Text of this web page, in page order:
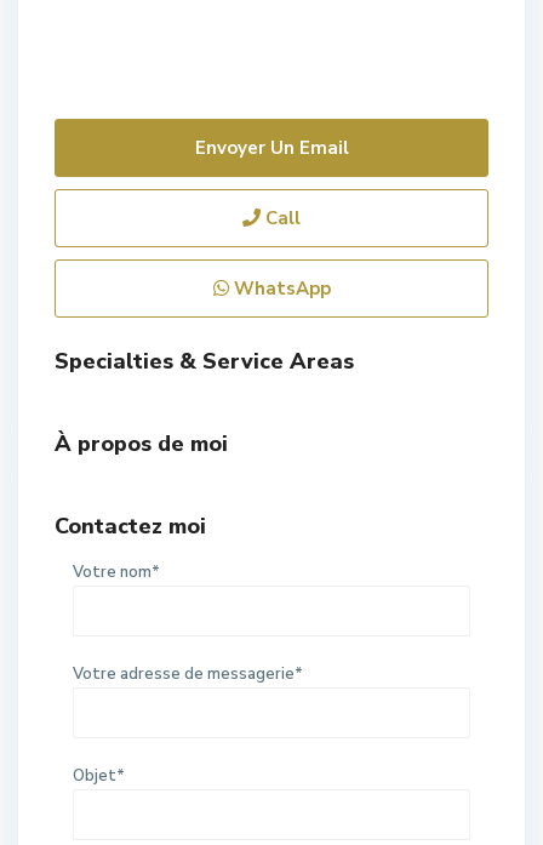
Envoyer Un Email
Call
WhatsApp
Specialties & Service Areas
À propos de moi
Contactez moi
Votre nom*
Votre adresse de messagerie*
Objet*